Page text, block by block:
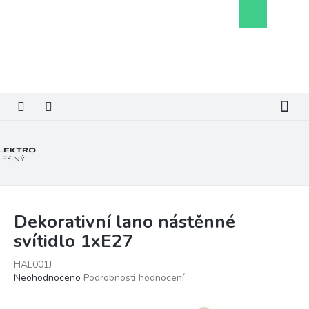
košík
Dekorativní lano nástěnné
svítidlo 1xE27
HAL001J
Průměrné
Neohodnoceno Podrobnosti hodnocení